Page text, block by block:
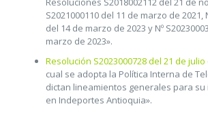
S2021000110 del 11 de marzo de 2021,
del 14 de marzo de 2023 y Nº
marzo de 2023».
Resolución S2023000728 del 21 de julio
cual se adopta la Política Interna de
dictan lineamientos generales para su
en Indeportes Antioquia».